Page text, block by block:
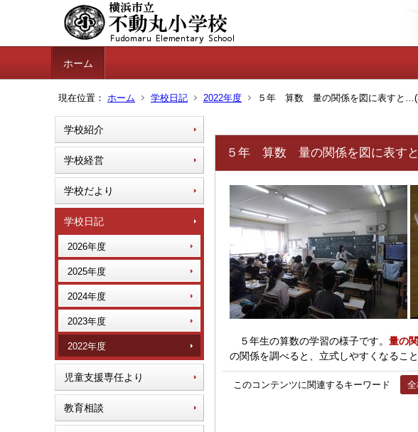
ホーム
現在位置： ホーム 学校日記 2022年度 ５年 算数 量の関係を図に表すと
学校紹介
学校経営
学校だより
学校日記
2026年度
2025年度
2024年度
2023年度
2022年度
児童支援専任より
教育相談
５年 算数 量の関係を図に表す
５年生の算数の学習の様子です。 量の
の関係を調べると、立式しやすくなるこ
このコンテンツに関連するキーワード 全